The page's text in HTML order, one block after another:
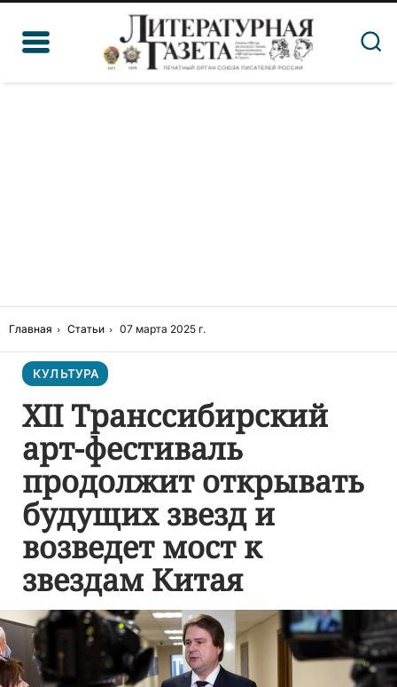
Главная Статьи 07 марта 2025 г.
КУЛЬТУРА
XII Транссибирский
арт-фестиваль
продолжит открывать
будущих звезд и
возведет мост к
звездам Китая